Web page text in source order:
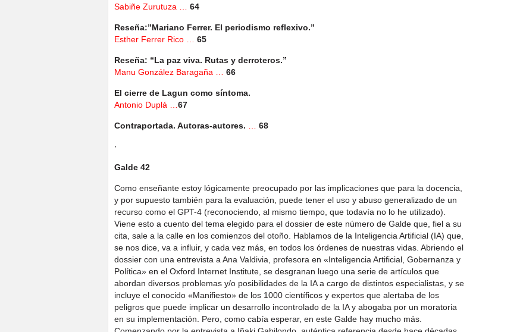
Sabiñe Zurutuza …
64
Reseña:”Mariano Ferrer. El periodismo reflexivo.”
Esther Ferrer Rico …
65
Reseña: “La paz viva. Rutas y derroteros.”
Manu González Baragaña … 66
El cierre de Lagun como síntoma.
Antonio Duplá … 67
Contraportada. Autoras-autores. 68
·
Galde 42
Como enseñante estoy lógicamente preocupado por las implicaciones que para la docencia,
y por supuesto también para la evaluación, puede tener el uso y abuso generalizado de un
recurso como el GPT-4 (reconociendo, al mismo tiempo, que todavía no lo he utilizado).
Viene esto a cuento del tema elegido para el dossier de este número de Galde que, fiel a su
cita, sale a la calle en los comienzos del otoño. Hablamos de la Inteligencia Artificial (IA) que,
se nos dice, va a influir, y cada vez más, en todos los órdenes de nuestras vidas. Abriendo el
dossier con una entrevista a Ana Valdivia, profesora en «Inteligencia Artificial, Gobernanza y
Política» en el Oxford Internet Institute, se desgranan luego una serie de artículos que
abordan diversos problemas y/o posibilidades de la IA a cargo de distintos especialistas, y se
incluye el conocido «Manifiesto» de los 1000 científicos y expertos que alertaba de los
peligros que puede implicar un desarrollo incontrolado de la IA y abogaba por un moratoria
en su implementación. Pero, como cabía esperar, en este Galde hay mucho más.